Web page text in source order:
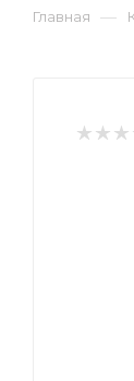
Главная —